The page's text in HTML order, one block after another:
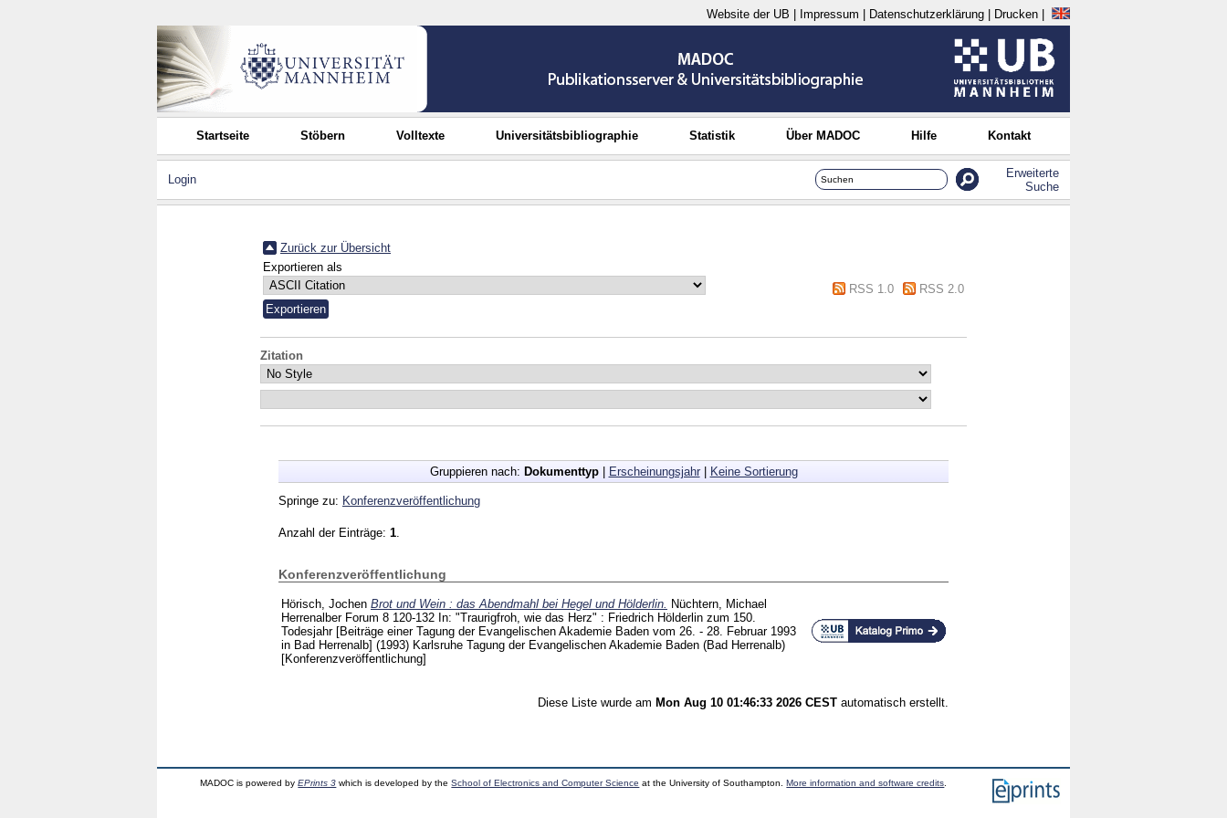
Website der UB Impressum Datenschutzerklärung Drucken
Startseite Stöbern Volltexte Universitätsbibliographie Statistik Über MADOC Hilfe Kontakt
Login
Erweiterte
Suche
Zurück zur Übersicht
Exportieren als
RSS 1.0
RSS 2.0
Zitation
Gruppieren nach: Dokumenttyp| Erscheinungsjahr| Keine Sortierung
Springe zu: Konferenzveröffentlichung
Anzahl der Einträge: 1
Konferenzveröffentlichung
Hörisch, Jochen Brot und Wein : das Abendmahl bei Hegel und Hölderlin.
Nüchtern, Michael
Herrenalber Forum 8 120-132 In: "Traurigfroh, wie das Herz" : Friedrich Hölderlin zum 150.
Todesjahr [Beiträge einer Tagung der Evangelischen Akademie Baden vom 26. - 28. Februar 1993
in Bad Herrenalb] (1993) Karlsruhe Tagung der Evangelischen Akademie Baden (Bad Herrenalb)
[Konferenzveröffentlichung]
Diese Liste wurde am Mon Aug 10 01:46:33 2026 CEST automatisch erstellt.
MADOC is powered byEPrints 3 which is developed by theSchool of Electronics and Computer Science at the University of Southampton.More information and software credits